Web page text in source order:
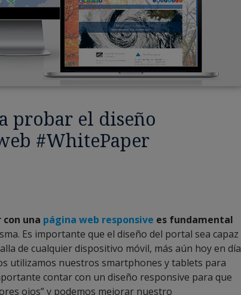
probar el diseño
#WhitePaper
una página web responsive es fundamental
Es importante que el diseño del portal sea capaz
de cualquier dispositivo móvil, más aún hoy en día
utilizamos nuestros smartphones y tablets para
contar con un diseño responsive para que
ojos” y podemos mejorar nuestro